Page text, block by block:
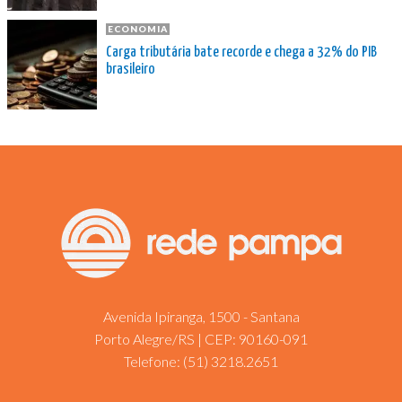
ECONOMIA
Carga tributária bate recorde e chega a 32% do PIB
brasileiro
Avenida Ipiranga, 1500 - Santana
Porto Alegre/RS | CEP: 90160-091
Telefone: (51) 3218.2651